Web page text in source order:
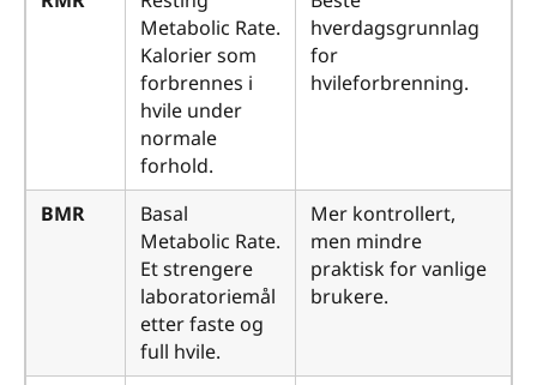
Metabolic Rate.
Kalorier som
forbrennes i
hvile under
normale
forhold.
hverdagsgrunnlag
for
hvileforbrenning.
BMR
Basal
Metabolic Rate.
Et strengere
laboratoriemål
etter faste og
full hvile.
Mer kontrollert,
men mindre
praktisk for vanlige
brukere.